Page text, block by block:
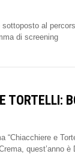
sottoposto al
di screening
TORTELLI:
“Chiacchiere e
quest’anno è